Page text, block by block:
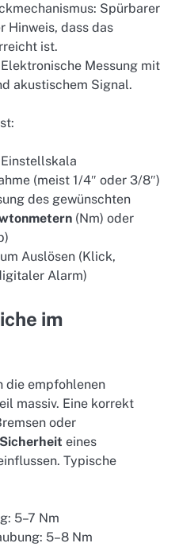
Spürbarer
Hinweis, dass das
ist.
Messung mit
akustischem Signal.
(meist 1/4″ oder 3/8″)
des gewünschten
(Nm) oder
Auslösen (Klick,
Alarm)
im
die empfohlenen
massiv. Eine korrekt
oder
Sicherheit eines
Typische
5–7 Nm
5–8 Nm